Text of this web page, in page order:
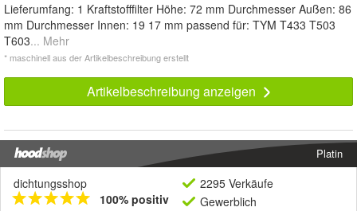
Lieferumfang: 1 Kraftstofffilter Höhe: 72 mm Durchmesser Außen: 86
mm Durchmesser Innen: 19 17 mm passend für: TYM T433 T503
T603... Mehr
* maschinell aus der Artikelbeschreibung erstellt
Artikelbeschreibung anzeigen
Platin
dichtungsshop
100% positiv
2295 Verkäufe
Gewerblich